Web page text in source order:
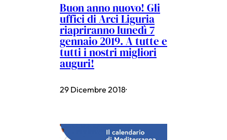
Buon anno nuovo! Gli
uffici di Arci Liguria
riapriranno lunedì 7
gennaio 2019. A tutte e
tutti i nostri migliori
auguri!
29 Dicembre 2018·